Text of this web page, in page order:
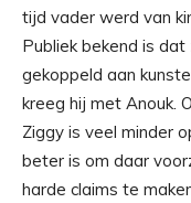
tijd vader werd van
Publiek bekend is
gekoppeld aan
kreeg hij met Anouk.
Ziggy is veel minder
beter is om daar
harde claims te